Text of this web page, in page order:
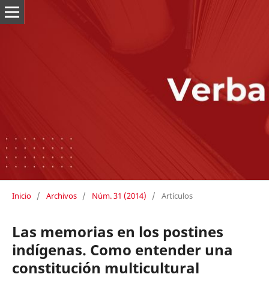
Inicio / Archivos / Núm. 31 (2014) / Artículos
Las memorias en los postines
indígenas. Como entender una
constitución multicultural